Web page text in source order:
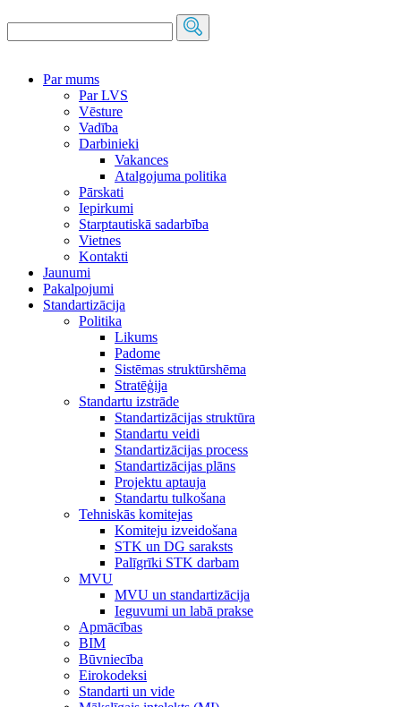
Par mums
Par LVS
Vēsture
Vadība
Darbinieki
Vakances
Atalgojuma politika
Pārskati
Iepirkumi
Starptautiskā sadarbība
Vietnes
Kontakti
Jaunumi
Pakalpojumi
Standartizācija
Politika
Likums
Padome
Sistēmas struktūrshēma
Stratēģija
Standartu izstrāde
Standartizācijas struktūra
Standartu veidi
Standartizācijas process
Standartizācijas plāns
Projektu aptauja
Standartu tulkošana
Tehniskās komitejas
Komiteju izveidošana
STK un DG saraksts
Palīgrīki STK darbam
MVU
MVU un standartizācija
Ieguvumi un labā prakse
Apmācības
BIM
Būvniecība
Eirokodeksi
Standarti un vide